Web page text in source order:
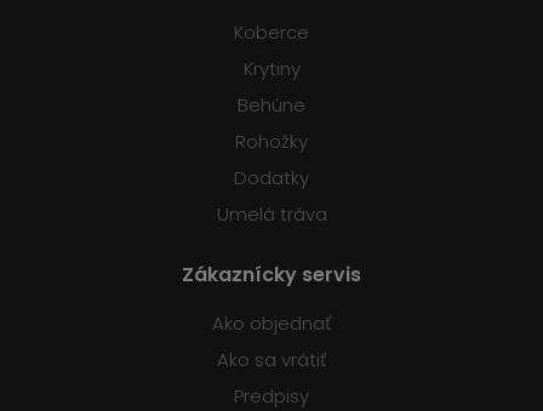
Koberce
Krytiny
Behúne
Rohožky
Dodatky
Umelá tráva
Zákaznícky servis
Ako objednať
Ako sa vrátiť
Predpisy